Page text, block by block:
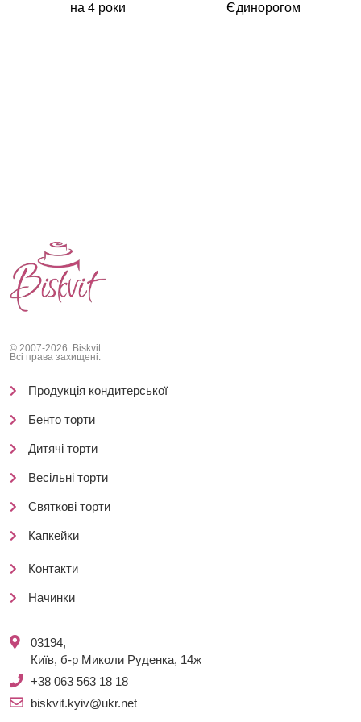
на 4 роки Єдинорогом
© 2007-2026. Biskvit
Всі права захищені.
Продукція кондитерської
Бенто торти
Дитячі торти
Весільні торти
Святкові торти
Капкейки
Контакти
Начинки
03194,
Київ, б-р Миколи Руденка, 14ж
+38 063 563 18 18
biskvit.kyiv@ukr.net